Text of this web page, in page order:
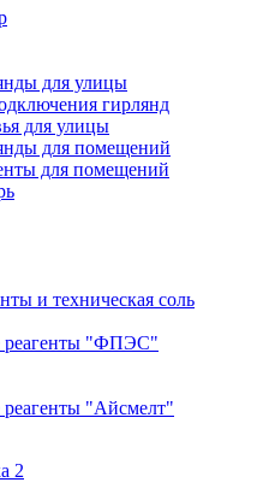
для улицы
гирлянд
для улицы
для помещений
для помещений
и техническая соль
реагенты "ФПЭС"
"Айсмелт"